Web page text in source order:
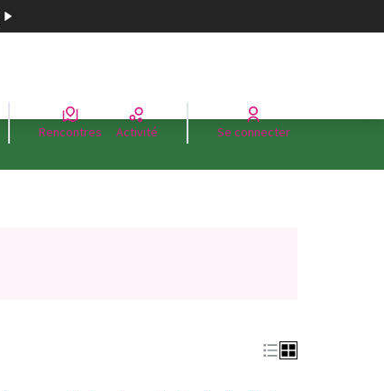
Rencontres Activité Se connecter